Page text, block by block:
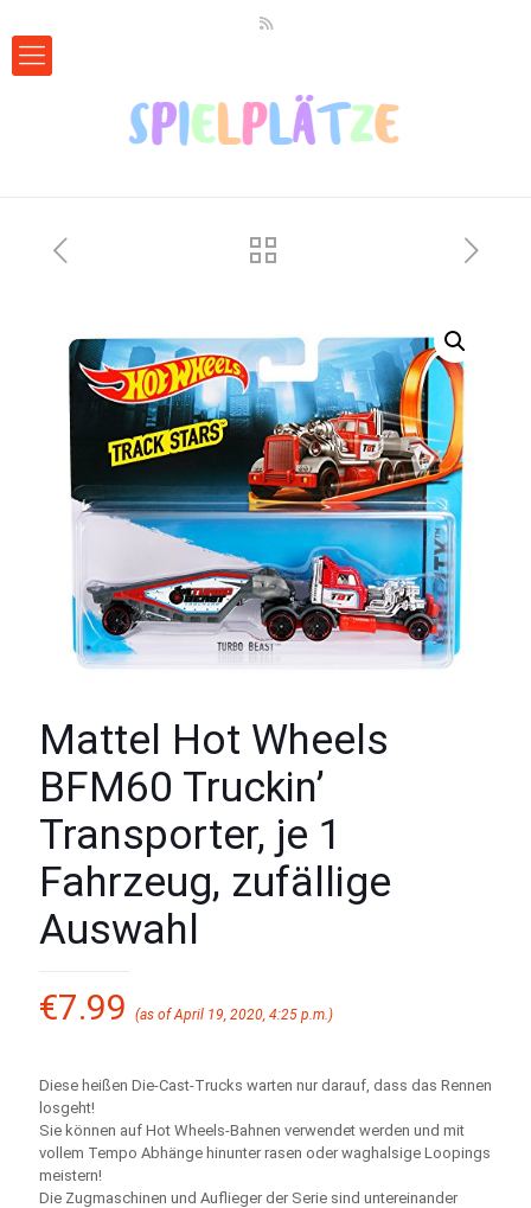
Mattel Hot Wheels
BFM60 Truckin’
Transporter, je 1
Fahrzeug, zufällige
Auswahl
€7.99 (as of April 19, 2020, 4:25 p.m.)
Diese heißen Die-Cast-Trucks warten nur darauf, dass das Rennen
losgeht!
Sie können auf Hot Wheels-Bahnen verwendet werden und mit
vollem Tempo Abhänge hinunter rasen oder waghalsige Loopings
meistern!
Die Zugmaschinen und Auflieger der Serie sind untereinander